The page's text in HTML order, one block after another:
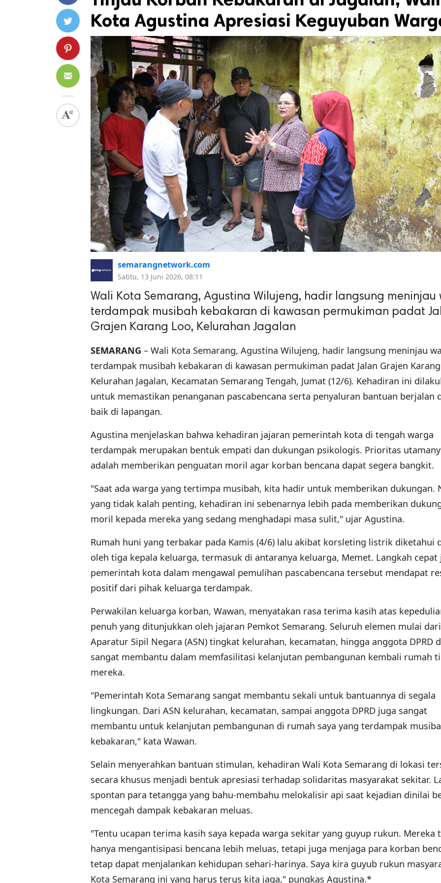
Kota Agustina Apresiasi Keguyuban
semarangnetwork.com
Sabtu, 13 Juni 2026, 08:11
Wali Kota Semarang, Agustina Wilujeng, hadir langsung meninjau
terdampak musibah kebakaran di kawasan permukiman padat
Grajen Karang Loo, Kelurahan Jagalan
SEMARANG – Wali Kota Semarang, Agustina Wilujeng, hadir langsung meninjau
terdampak musibah kebakaran di kawasan permukiman padat Jalan Grajen
Kelurahan Jagalan, Kecamatan Semarang Tengah, Jumat (12/6). Kehadiran ini
untuk memastikan penanganan pascabencana serta penyaluran bantuan berjalan
baik di lapangan.
Agustina menjelaskan bahwa kehadiran jajaran pemerintah kota di tengah warga
terdampak merupakan bentuk empati dan dukungan psikologis. Prioritas
adalah memberikan penguatan moril agar korban bencana dapat segera bangkit.
"Saat ada warga yang tertimpa musibah, kita hadir untuk memberikan dukungan.
yang tidak kalah penting, kehadiran ini sebenarnya lebih pada memberikan
moril kepada mereka yang sedang menghadapi masa sulit," ujar Agustina.
Rumah huni yang terbakar pada Kamis (4/6) lalu akibat korsleting listrik diketahui
oleh tiga kepala keluarga, termasuk di antaranya keluarga, Memet. Langkah cepat
pemerintah kota dalam mengawal pemulihan pascabencana tersebut mendapat
positif dari pihak keluarga terdampak.
Perwakilan keluarga korban, Wawan, menyatakan rasa terima kasih atas
penuh yang ditunjukkan oleh jajaran Pemkot Semarang. Seluruh elemen mulai dari
Aparatur Sipil Negara (ASN) tingkat kelurahan, kecamatan, hingga anggota DPRD
sangat membantu dalam memfasilitasi kelanjutan pembangunan kembali rumah
mereka.
"Pemerintah Kota Semarang sangat membantu sekali untuk bantuannya di segala
lingkungan. Dari ASN kelurahan, kecamatan, sampai anggota DPRD juga sangat
membantu untuk kelanjutan pembangunan di rumah saya yang terdampak
kebakaran," kata Wawan.
Selain menyerahkan bantuan stimulan, kehadiran Wali Kota Semarang di lokasi
secara khusus menjadi bentuk apresiasi terhadap solidaritas masyarakat sekitar.
spontan para tetangga yang bahu-membahu melokalisir api saat kejadian dinilai
mencegah dampak kebakaran meluas.
"Tentu ucapan terima kasih saya kepada warga sekitar yang guyup rukun. Mereka
hanya mengantisipasi bencana lebih meluas, tetapi juga menjaga para korban
tetap dapat menjalankan kehidupan sehari-harinya. Saya kira guyub rukun
Kota Semarang ini yang harus terus kita jaga," pungkas Agustina.*